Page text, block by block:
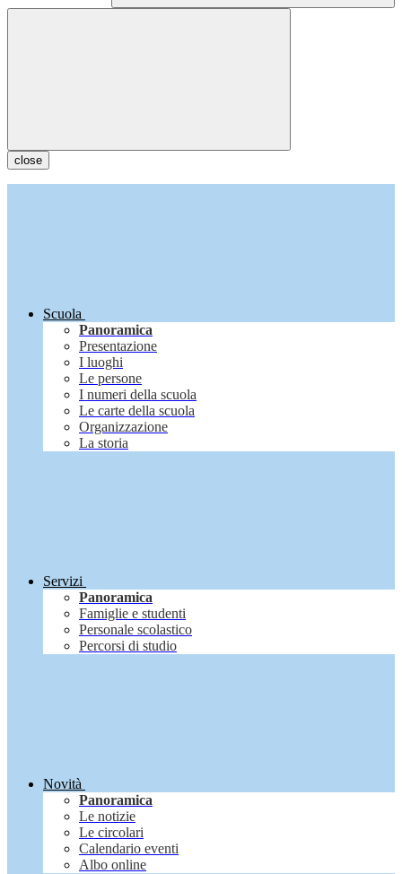
close
Scuola
Panoramica
Presentazione
I luoghi
Le persone
I numeri della scuola
Le carte della scuola
Organizzazione
La storia
Servizi
Panoramica
Famiglie e studenti
Personale scolastico
Percorsi di studio
Novità
Panoramica
Le notizie
Le circolari
Calendario eventi
Albo online